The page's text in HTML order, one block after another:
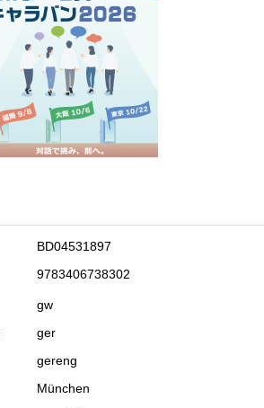
BD04531897
9783406738302
gw
ger
gereng
München